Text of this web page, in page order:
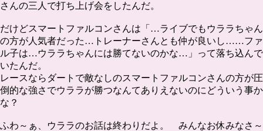
さんの三人で打ち上げ会をしたんだ。
だけどスマートファルコンさんは「…ライブでもウララちゃん
の方が人気者だった…トレーナーさんとも仲が良いし……ファ
ル子は…ウララちゃんには勝てないのかな…」って落ち込んで
いたんだ。
レースならダートで敵なしのスマートファルコンさんの方が圧
倒的な強さでウララが勝つなんてありえないのにどういう事か
な？
ふわ～ぁ、ウララのお話は終わりだよ。 みんなお休みなさ～